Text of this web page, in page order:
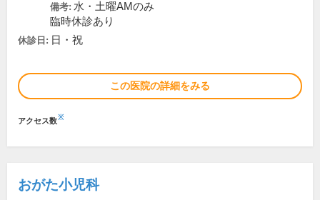
備考: 水・土曜AMのみ
臨時休診あり
休診日: 日・祝
この医院の詳細をみる
アクセス数※
おがた小児科